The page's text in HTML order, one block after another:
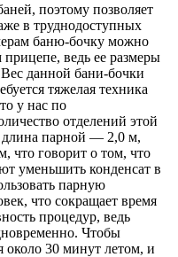
поэтому позволяет
в труднодоступных
баню-бочку можно
прицепе, ведь ее размеры
данной бани-бочки
тяжелая техника
у нас по
отделений этой
парной — 2,0 м,
что говорит о том, что
уменьшить конденсат в
парную
что сокращает время
процедур, ведь
Чтобы
около 30 минут летом, и